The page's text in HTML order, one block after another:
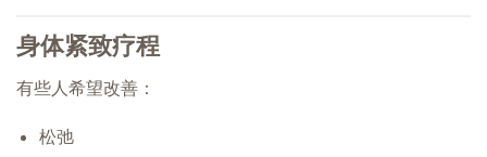
身体紧致疗程
有些人希望改善：
松弛